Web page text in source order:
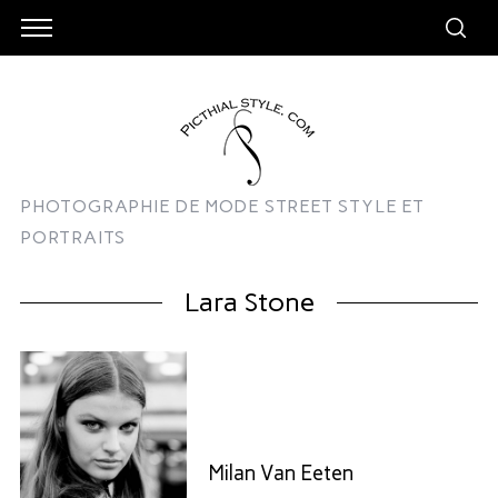
PHOTOGRAPHIE DE MODE STREET STYLE ET
PORTRAITS
Lara Stone
Milan Van Eeten